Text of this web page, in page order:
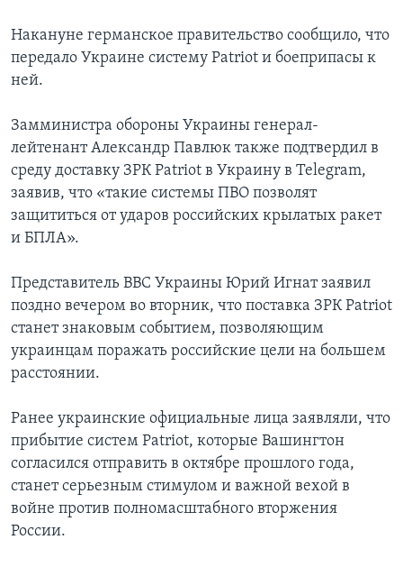
Накануне германское правительство сообщило, что
передало Украине систему Patriot и боеприпасы к
ней.
Замминистра обороны Украины генерал-
лейтенант Александр Павлюк также подтвердил в
среду доставку ЗРК Patriot в Украину в Telegram,
заявив, что «такие системы ПВО позволят
защититься от ударов российских крылатых ракет
и БПЛА».
Представитель ВВС Украины Юрий Игнат заявил
поздно вечером во вторник, что поставка ЗРК Patriot
станет знаковым событием, позволяющим
украинцам поражать российские цели на большем
расстоянии.
Ранее украинские официальные лица заявляли, что
прибытие систем Patriot, которые Вашингтон
согласился отправить в октябре прошлого года,
станет серьезным стимулом и важной вехой в
войне против полномасштабного вторжения
России.